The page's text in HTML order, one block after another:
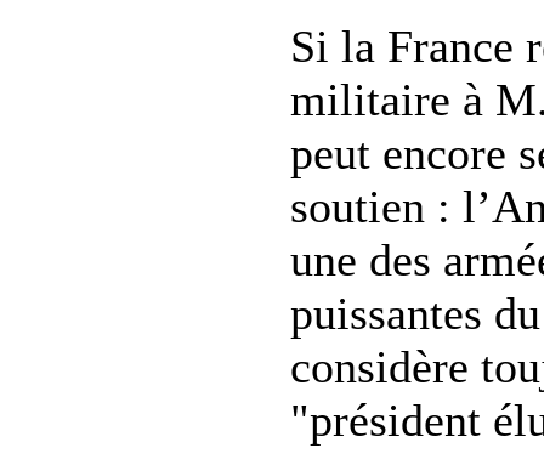
Si la France
militaire à
peut encore
soutien :
une des
puissantes
considère
"président